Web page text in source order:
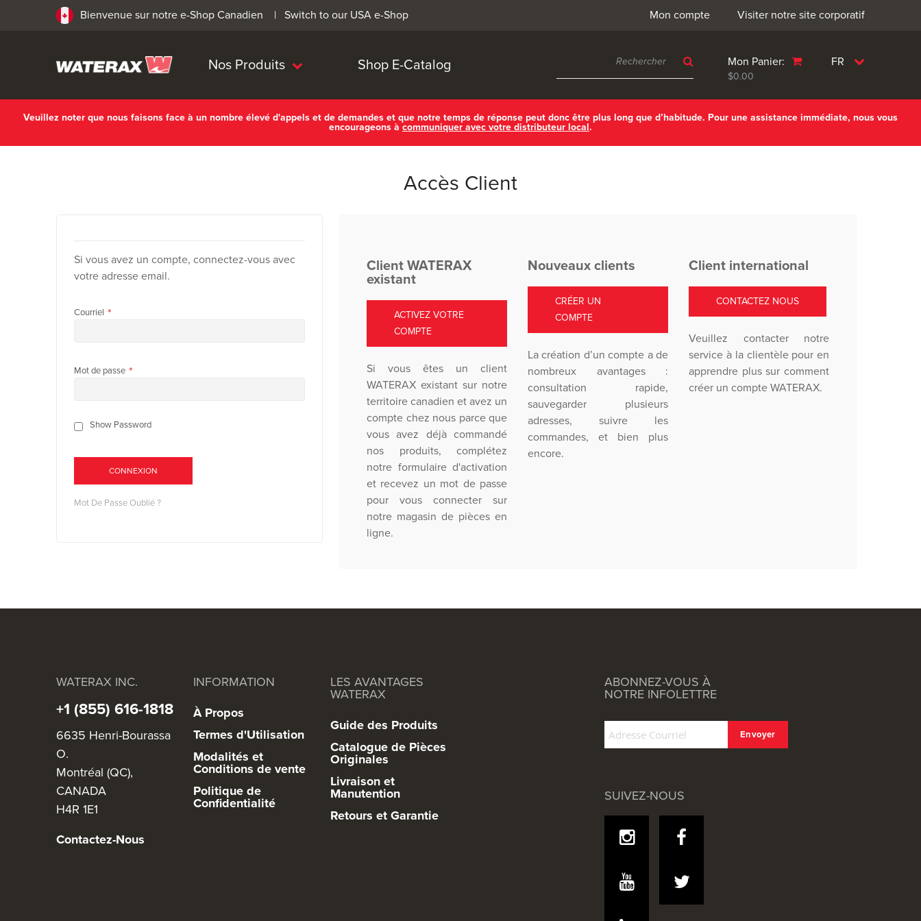
Bienvenue sur notre e-Shop Canadien | Switch to our USA e-Shop Visiter notre site corporatif
Mon compte
FR
Mon Panier:
$0.00
Nos Produits Shop E-Catalog
Veuillez noter que nous faisons face à un nombre élevé d'appels et de demandes et que notre temps de réponse peut donc être plus long que d’habitude. Pour une assistance immédiate, nous vous
encourageons à communiquer avec votre distributeur local.
Accès Client
Si vous avez un compte, connectez-vous avec
votre adresse email.
Courriel
Mot de passe
Show Password
CONNEXION
Mot De Passe Oublié ?
Client WATERAX
existant
ACTIVEZ VOTRE
COMPTE
Si vous êtes un client
WATERAX existant sur notre
territoire canadien et avez un
compte chez nous parce que
vous avez déjà commandé
nos produits, complétez
notre formulaire d'activation
et recevez un mot de passe
pour vous connecter sur
notre magasin de pièces en
ligne.
Nouveaux clients
CRÉER UN
COMPTE
La création d’un compte a de
nombreux avantages :
consultation rapide,
sauvegarder plusieurs
adresses, suivre les
commandes, et bien plus
encore.
Client international
CONTACTEZ NOUS
Veuillez contacter notre
service à la clientèle pour en
apprendre plus sur comment
créer un compte WATERAX.
WATERAX INC.
+1 (855) 616-1818
6635 Henri-Bourassa
O.
Montréal (QC),
CANADA
H4R 1E1
Contactez-Nous
INFORMATION
À Propos
Termes d'Utilisation
Modalités et
Conditions de vente
Politique de
Confidentialité
LES AVANTAGES
WATERAX
Guide des Produits
Catalogue de Pièces
Originales
Livraison et
Manutention
Retours et Garantie
ABONNEZ-VOUS À
NOTRE INFOLETTRE
SUIVEZ-NOUS